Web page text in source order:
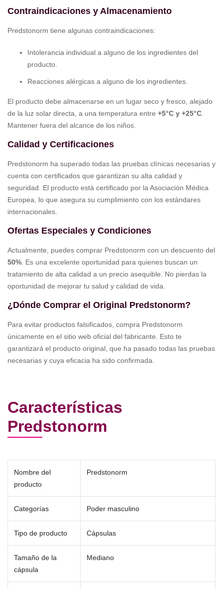
Contraindicaciones y Almacenamiento
Predstonorm tiene algunas contraindicaciones:
Intolerancia individual a alguno de los ingredientes del
producto.
Reacciones alérgicas a alguno de los ingredientes.
El producto debe almacenarse en un lugar seco y fresco, alejado
de la luz solar directa, a una temperatura entre +5°C y +25°C
Mantener fuera del alcance de los niños.
Calidad y Certificaciones
Predstonorm ha superado todas las pruebas clínicas necesarias y
cuenta con certificados que garantizan su alta calidad y
seguridad. El producto está certificado por la Asociación Médica
Europea, lo que asegura su cumplimiento con los estándares
internacionales.
Ofertas Especiales y Condiciones
Actualmente, puedes comprar Predstonorm con un descuento del
50% . Es una excelente oportunidad para quienes buscan un
tratamiento de alta calidad a un precio asequible. No pierdas la
oportunidad de mejorar tu salud y calidad de vida.
¿Dónde Comprar el Original Predstonorm?
Para evitar productos falsificados, compra Predstonorm
únicamente en el sitio web oficial del fabricante. Esto te
garantizará el producto original, que ha pasado todas las pruebas
necesarias y cuya eficacia ha sido confirmada.
Características
Predstonorm
Nombre del
producto
Predstonorm
Categorías Poder masculino
Tipo de producto Cápsulas
Tamaño de la
cápsula
Mediano